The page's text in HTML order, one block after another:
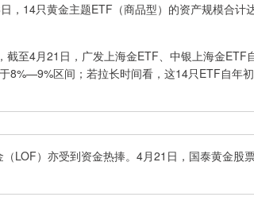
14只黄金主题ETF（商品型）的资产规模合计
至4月21日，广发上海金ETF、中银上海金ETF
8%—9%区间；若拉长时间看，这14只ETF自年
）亦受到资金热捧。4月21日，国泰黄金股